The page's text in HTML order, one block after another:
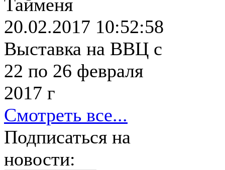
Тайменя
20.02.2017 10:52:58
Выставка на ВВЦ с
22 по 26 февраля
2017 г
Смотреть все...
Подписаться на
новости: